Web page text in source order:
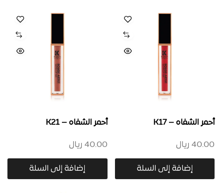
أحمر الشفاه – K17
40.00 ريال
إضافة إلى السلة
أحمر الشفاه – K21
40.00 ريال
إضافة إلى السلة